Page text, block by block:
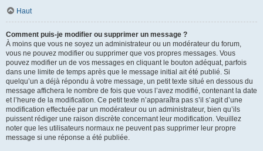
Haut
Comment puis-je modifier ou supprimer un message ?
À moins que vous ne soyez un administrateur ou un modérateur du forum,
vous ne pouvez modifier ou supprimer que vos propres messages. Vous
pouvez modifier un de vos messages en cliquant le bouton adéquat, parfois
dans une limite de temps après que le message initial ait été publié. Si
quelqu’un a déjà répondu à votre message, un petit texte situé en dessous du
message affichera le nombre de fois que vous l’avez modifié, contenant la date
et l’heure de la modification. Ce petit texte n’apparaîtra pas s’il s’agit d’une
modification effectuée par un modérateur ou un administrateur, bien qu’ils
puissent rédiger une raison discrète concernant leur modification. Veuillez
noter que les utilisateurs normaux ne peuvent pas supprimer leur propre
message si une réponse a été publiée.